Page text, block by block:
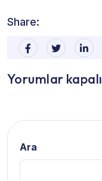
Share:
Yorumlar kapalı
Ara